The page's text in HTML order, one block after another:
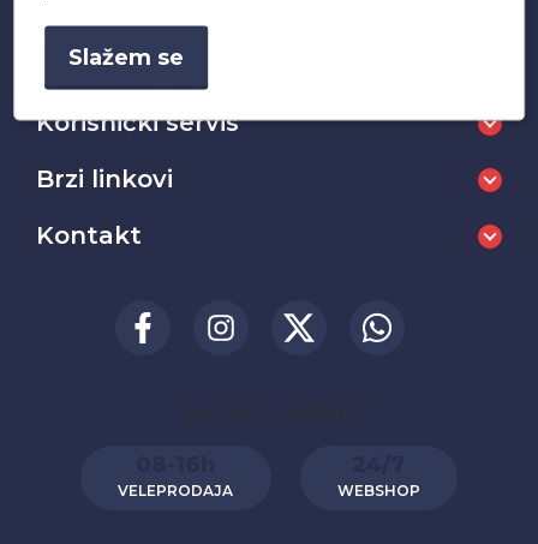
Korisnički servis
Brzi linkovi
Kontakt
RADNO VREME:
VELEPRODAJA WEBSHOP
Slažem se